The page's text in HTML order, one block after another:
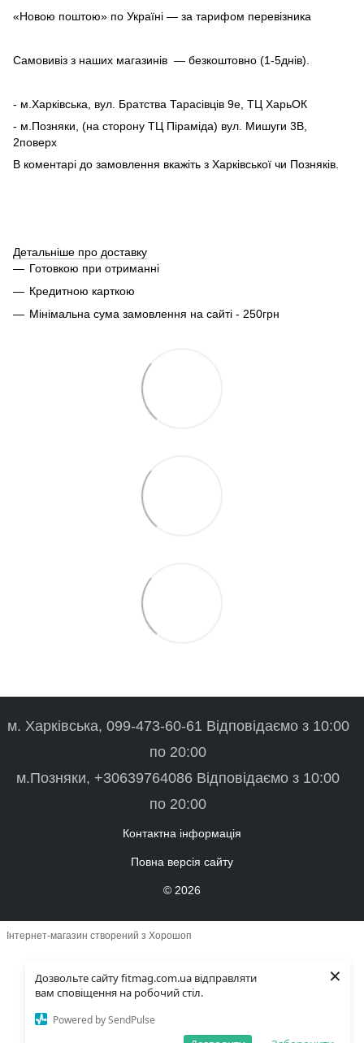
Дозвольте сайту fitmag.com.ua відправляти
вам сповіщення на робочий стіл.
Powered by SendPulse
×
«Новою поштою» по Україні — за тарифом перевізника
Самовивіз з наших магазинів — безкоштовно (1-5днів).
- м.Харківська, вул. Братства Тарасівців 9е, ТЦ ХарьОК
- м.Позняки, (на сторону ТЦ Піраміда) вул. Мишуги 3В,
2поверх
В коментарі до замовлення вкажіть з Харківської чи Позняків.
Детальніше про доставку
Готовкою при отриманні
Кредитною карткою
Мінімальна сума замовлення на сайті - 250грн
м. Харківська, 099-473-60-61 Відповідаємо з 10:00
по 20:00
м.Позняки, +30639764086 Відповідаємо з 10:00
по 20:00
Контактна інформація
Повна версія сайту
© 2026
Інтернет-магазин створений з Хорошоп